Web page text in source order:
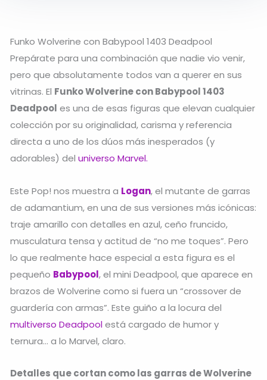
Funko Wolverine con Babypool 1403 Deadpool
Prepárate para una combinación que nadie vio venir,
pero que absolutamente todos van a querer en sus
vitrinas. El Funko Wolverine con Babypool 1403
Deadpool es una de esas figuras que elevan cualquier
colección por su originalidad, carisma y referencia
directa a uno de los dúos más inesperados (y
adorables) del universo Marvel.
Este Pop! nos muestra a Logan, el mutante de garras
de adamantium, en una de sus versiones más icónicas:
traje amarillo con detalles en azul, ceño fruncido,
musculatura tensa y actitud de “no me toques”. Pero
lo que realmente hace especial a esta figura es el
pequeño Babypool, el mini Deadpool, que aparece en
brazos de Wolverine como si fuera un “crossover de
guardería con armas”. Este guiño a la locura del
multiverso Deadpoolestá cargado de humor y
ternura… a lo Marvel, claro.
Detalles que cortan como las garras de Wolverine